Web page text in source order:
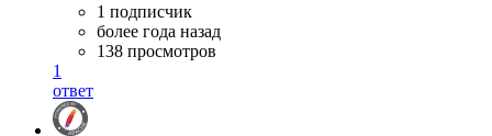
1 подписчик
более года назад
138 просмотров
1
ответ